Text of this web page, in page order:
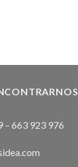
– 663 923 976